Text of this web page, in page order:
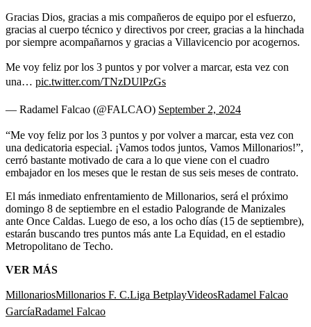
Gracias Dios, gracias a mis compañeros de equipo por el esfuerzo,
gracias al cuerpo técnico y directivos por creer, gracias a la hinchada
por siempre acompañarnos y gracias a Villavicencio por acogernos.
Me voy feliz por los 3 puntos y por volver a marcar, esta vez con
una… pic.twitter.com/TNzDUlPzGs
— Radamel Falcao (@FALCAO) September 2, 2024
“Me voy feliz por los 3 puntos y por volver a marcar, esta vez con
una dedicatoria especial. ¡Vamos todos juntos, Vamos Millonarios!”,
cerró bastante motivado de cara a lo que viene con el cuadro
embajador en los meses que le restan de sus seis meses de contrato.
El más inmediato enfrentamiento de Millonarios, será el próximo
domingo 8 de septiembre en el estadio Palogrande de Manizales
ante Once Caldas. Luego de eso, a los ocho días (15 de septiembre),
estarán buscando tres puntos más ante La Equidad, en el estadio
Metropolitano de Techo.
VER MÁS
MillonariosMillonarios F. C.Liga BetplayVideosRadamel Falcao
GarcíaRadamel Falcao